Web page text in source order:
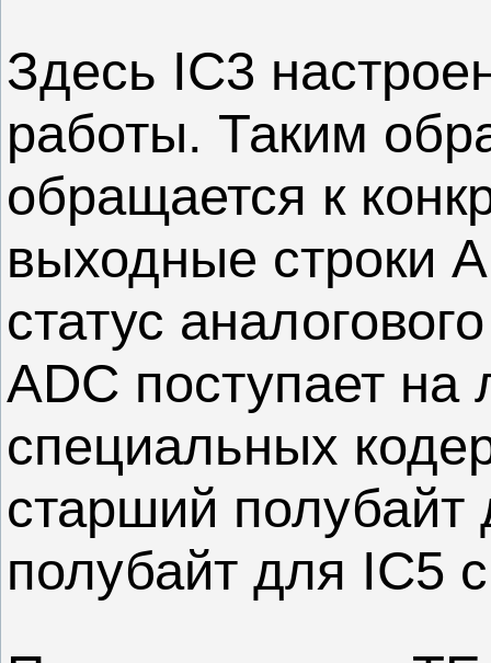
Здесь IC3
работы. Таким
обращается к
выходные строки
статус
ADC поступает
специальных
старший
полубайт для IC5